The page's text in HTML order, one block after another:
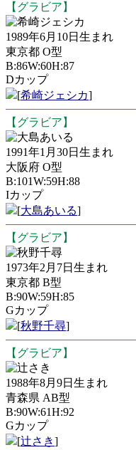
【グラビア】
希崎ジェシカ
1989年6月10日生まれ
東京都 O型
B:86W:60H:87
Dカップ
[希崎ジェシカ]
【グラビア】
大島あいる
1991年1月30日生まれ
大阪府 O型
B:101W:59H:88
Iカップ
[大島あいる]
【グラビア】
秋野千尋
1973年2月7日生まれ
東京都 B型
B:90W:59H:85
Gカップ
[秋野千尋]
【グラビア】
辻さき
1988年8月9日生まれ
青森県 AB型
B:90W:61H:92
Gカップ
[辻さき]